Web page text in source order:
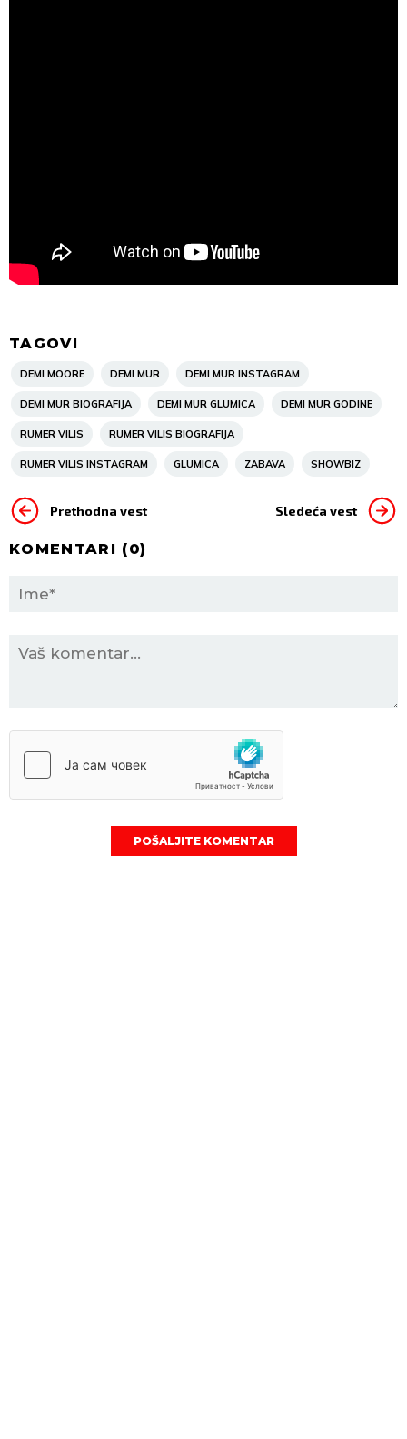
TAGOVI
DEMI MOORE DEMI MUR DEMI MUR INSTAGRAM
DEMI MUR BIOGRAFIJA DEMI MUR GLUMICA DEMI MUR GODINE
RUMER VILIS RUMER VILIS BIOGRAFIJA
RUMER VILIS INSTAGRAM GLUMICA ZABAVA SHOWBIZ
Prethodna vest Sledeća vest
KOMENTARI (0)
POŠALJITE KOMENTAR